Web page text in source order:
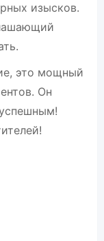
изысков.
это мощный
Он